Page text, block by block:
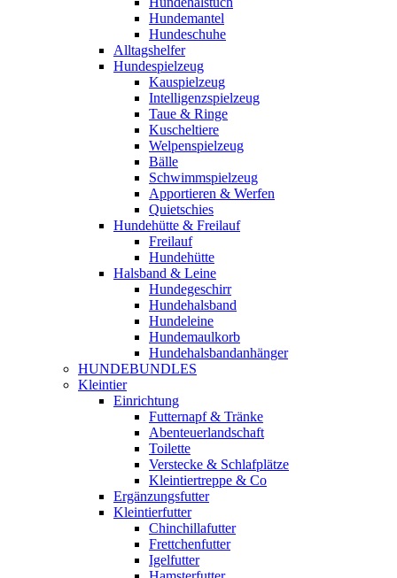
Hundemantel
Hundeschuhe
Alltagshelfer
Hundespielzeug
Kauspielzeug
Intelligenzspielzeug
Taue & Ringe
Kuscheltiere
Welpenspielzeug
Bälle
Schwimmspielzeug
Apportieren & Werfen
Quietschies
Hundehütte & Freilauf
Freilauf
Hundehütte
Halsband & Leine
Hundegeschirr
Hundehalsband
Hundeleine
Hundemaulkorb
Hundehalsbandanhänger
HUNDEBUNDLES
Kleintier
Einrichtung
Futternapf & Tränke
Abenteuerlandschaft
Toilette
Verstecke & Schlafplätze
Kleintiertreppe & Co
Ergänzungsfutter
Kleintierfutter
Chinchillafutter
Frettchenfutter
Igelfutter